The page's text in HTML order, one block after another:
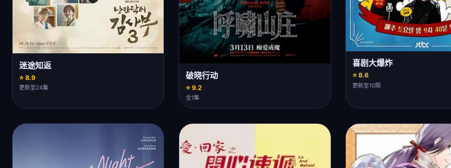
迷途知返
⭐ 8.9
更新至24集
破晓行动
⭐ 9.2
全1集
喜剧大爆炸
⭐ 8.6
更新至10期